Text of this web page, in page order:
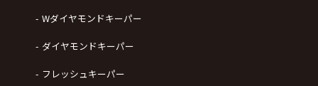
Wダイヤモンドキーパー
ダイヤモンドキーパー
フレッシュキーパー